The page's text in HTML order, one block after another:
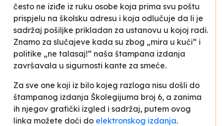
često ne iziđe iz ruku osobe koja prima svu poštu
prispjelu na školsku adresu i koja odlučuje da li je
sadržaj pošiljke prikladan za ustanovu u kojoj radi.
Znamo za slučajeve kada su zbog „mira u kući“ i
politike „ne talasaj!“ naša štampana izdanja
završavala u sigurnosti kante za smeće.
Za sve one koji iz bilo kojeg razloga nisu došli do
štampanog izdanja Školegijuma broj 6, a zanima
ih njegov grafički izgled i sadržaj, putem ovog
linka možete doći do elektronskog izdanja.